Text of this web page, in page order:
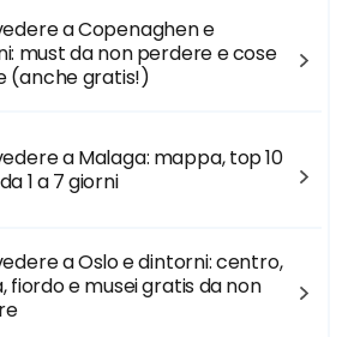
a Copenaghen e
must da non perdere e cose
(anche gratis!)
a Malaga: mappa, top 10
1 a 7 giorni
a Oslo e dintorni: centro,
fiordo e musei gratis da non